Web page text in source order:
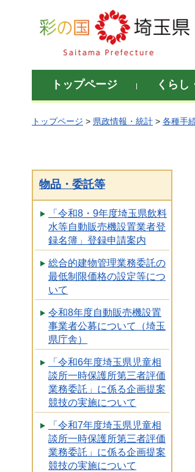
彩の国 埼玉県
トップページ くらし
トップページ > 県政情報・統計 > 各種手
物品・委託等
「令和8・9年度埼玉県飲料
水等自動販売機設置業者登
録名簿」登録申請案内
総合的建物管理業務委託の
最低制限価格の設定等につ
いて
令和8年度自動販売機設置
事業者公募について（埼玉
県庁舎）
「令和6年度埼玉県児童相
談所一時保護所第三者評価
業務委託」に係る企画提案
競技の実施について
「令和7年度埼玉県児童相
談所一時保護所第三者評価
業務委託」に係る企画提案
競技の実施について